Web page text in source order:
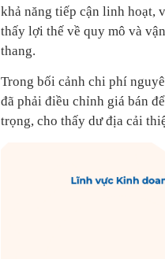
khả năng tiếp cận linh hoạt,
thấy lợi thế về quy mô và
thang.
Trong bối cảnh chi phí
đã phải điều chỉnh giá bán
trọng, cho thấy dư địa cải